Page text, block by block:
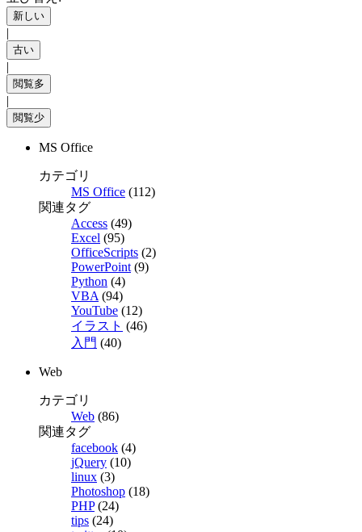
|
|
|
MS Office
カテゴリ
MS Office (112)
関連タグ
Access (49)
Excel (95)
OfficeScripts (2)
PowerPoint (9)
Python (4)
VBA (94)
YouTube (12)
イラスト (46)
入門 (40)
Web
カテゴリ
Web (86)
関連タグ
facebook (4)
jQuery (10)
linux (3)
Photoshop (18)
PHP(24)
tips (24)